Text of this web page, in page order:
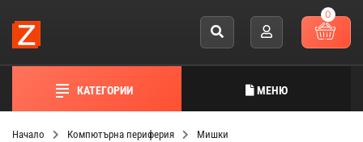
0
КАТЕГОРИИ МЕНЮ
Начало Компютърна периферия
Мишки